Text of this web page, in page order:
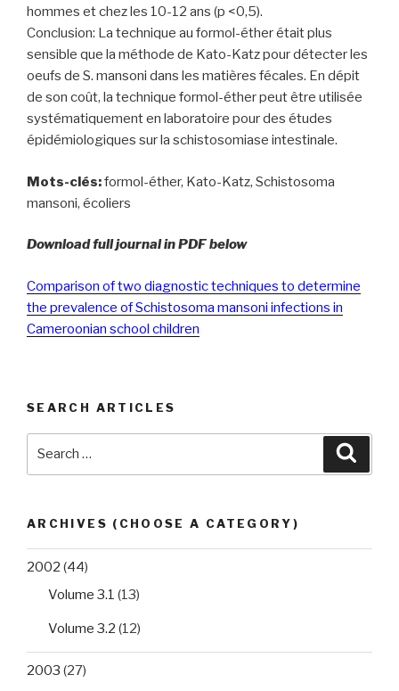
hommes et chez les 10-12 ans (p <0,5).
Conclusion: La technique au formol-éther était plus
sensible que la méthode de Kato-Katz pour détecter les
oeufs de S. mansoni dans les matières fécales. En dépit
de son coût, la technique formol-éther peut être utilisée
systématiquement en laboratoire pour des études
épidémiologiques sur la schistosomiase intestinale.
Mots-clés:formol-éther, Kato-Katz, Schistosoma
mansoni, écoliers
Download full journal in PDF below
Comparison of two diagnostic techniques to determine
the prevalence of Schistosoma mansoni infections in
Cameroonian school children
SEARCH ARTICLES
ARCHIVES (CHOOSE A CATEGORY)
2002 (44)
Volume 3.1 (13)
Volume 3.2 (12)
2003 (27)